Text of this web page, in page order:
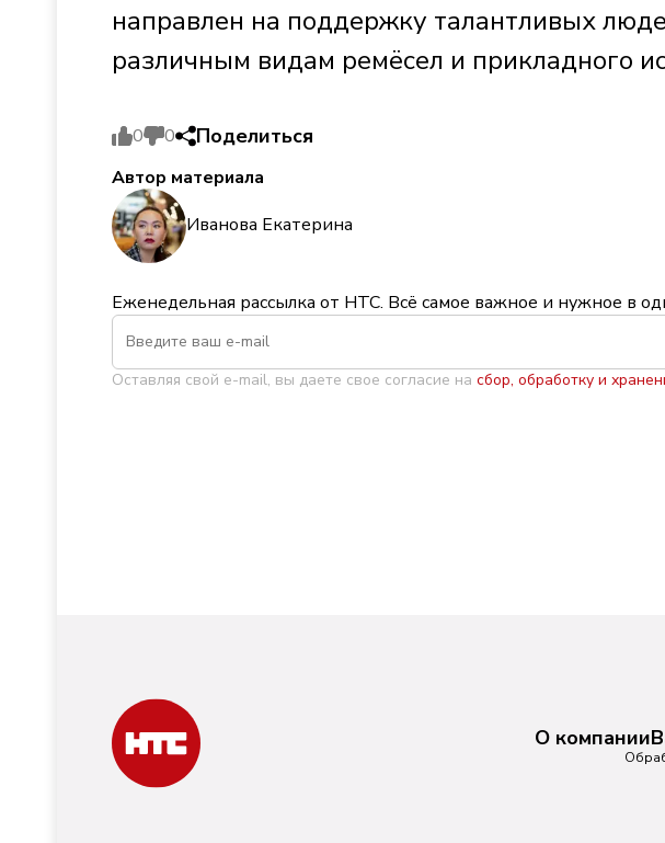
направлен на поддержку талантливых
различным видам ремёсел и прикладного
0 0 Поделиться
Автор материала
Иванова Екатерина
Еженедельная рассылка от НТС. Всё самое важное и нужное в
Оставляя свой e-mail, вы даете свое согласие на сбор, обработку и
О компании